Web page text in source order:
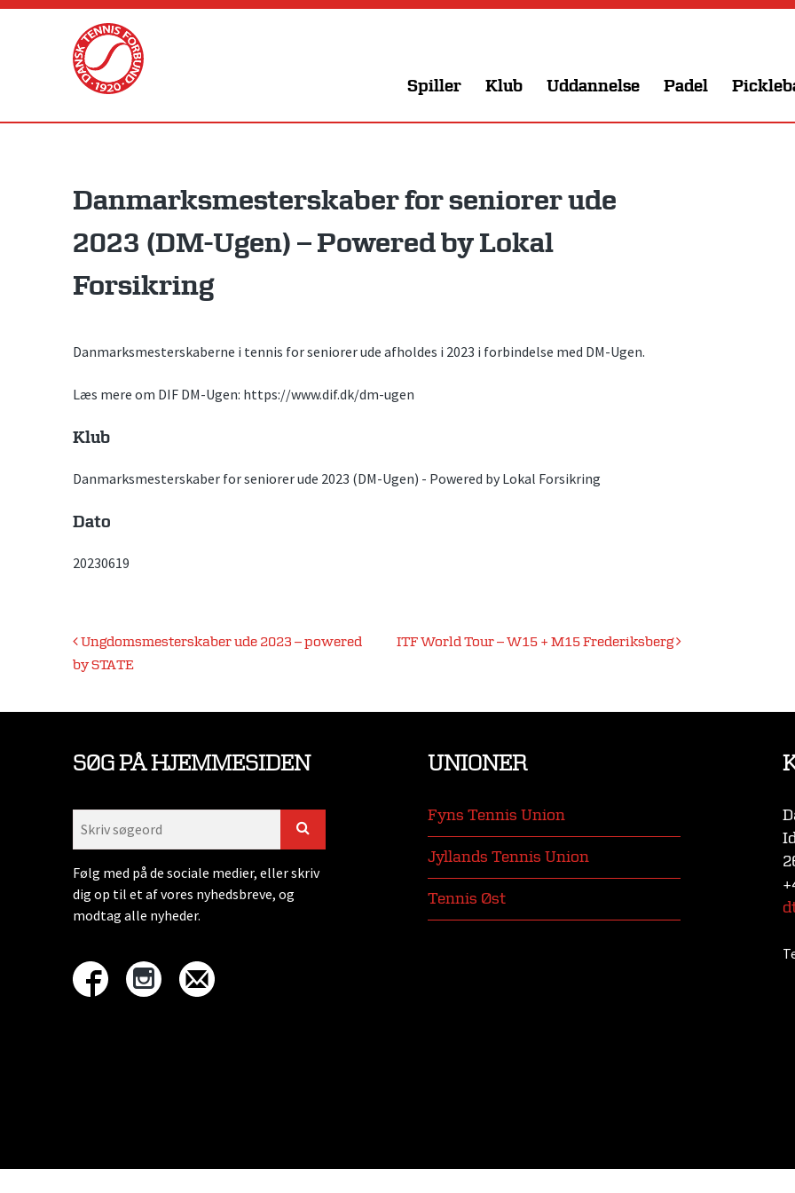
Skip
Spiller Klub Uddannelse Padel
Danmarksmesterskaber for seniorer ude
2023 (DM-Ugen) – Powered by Lokal
Forsikring
Danmarksmesterskaberne i tennis for seniorer ude afholdes i 2023 i forbindelse med DM-Ugen.
Læs mere om DIF DM-Ugen: https://www.dif.dk/dm-ugen
Klub
Danmarksmesterskaber for seniorer ude 2023 (DM-Ugen) - Powered by Lokal Forsikring
Dato
20230619
Indlægsnavigation
Ungdomsmesterskaber ude 2023 – powered
by STATE
ITF World Tour – W15 + M15 Frederiksberg
SØG PÅ HJEMMESIDEN
Følg med på de sociale medier, eller skriv
dig op til et af vores nyhedsbreve, og
modtag alle nyheder.
UNIONER
Fyns Tennis Union
Jyllands Tennis Union
Tennis Øst